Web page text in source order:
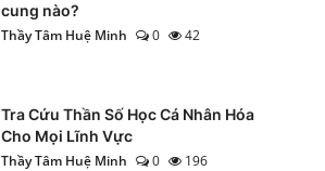
cung nào?
Thầy Tâm Huệ Minh
0 42
Tra Cứu Thần Số Học Cá Nhân Hóa
Cho Mọi Lĩnh Vực
Thầy Tâm Huệ Minh
0 196